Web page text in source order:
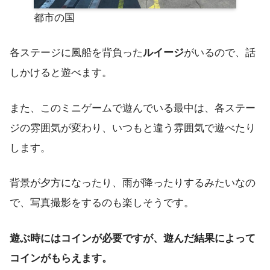
都市の国
各ステージに風船を背負ったルイージがいるので、話
しかけると遊べます。
また、このミニゲームで遊んでいる最中は、各ステー
ジの雰囲気が変わり、いつもと違う雰囲気で遊べたり
します。
背景が夕方になったり、雨が降ったりするみたいなの
で、写真撮影をするのも楽しそうです。
遊ぶ時にはコインが必要ですが、遊んだ結果によって
コインがもらえます。